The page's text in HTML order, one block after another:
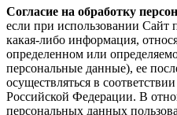
Согласие на обработку
если при использовании Сайт
какая-либо информация,
определенном или
персональные данные), ее
осуществляться в
Российской Федерации. В
персональных данных